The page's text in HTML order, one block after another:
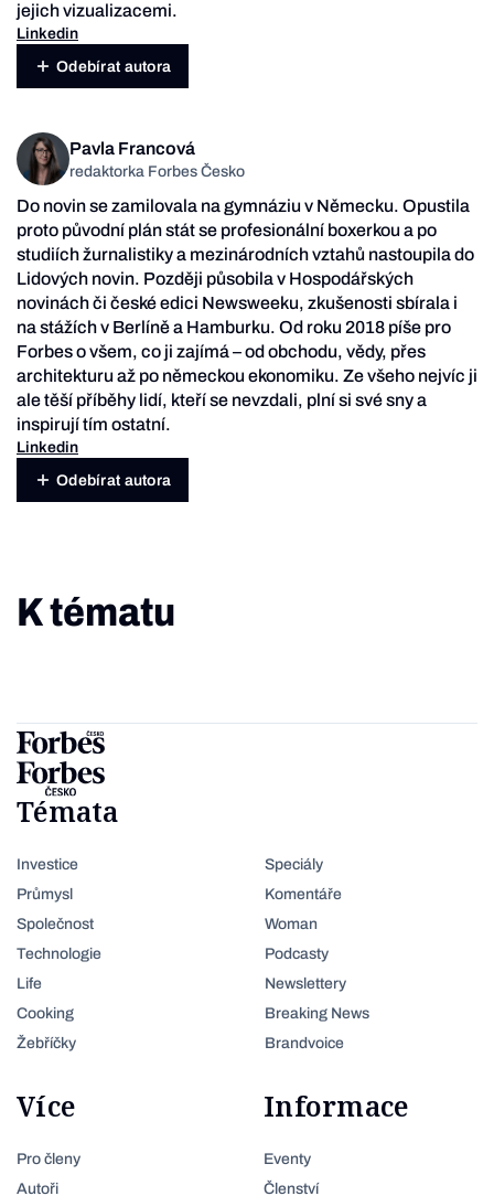
jejich vizualizacemi.
Linkedin
Odebírat autora
Pavla Francová
redaktorka Forbes Česko
Do novin se zamilovala na gymnáziu v Německu. Opustila
proto původní plán stát se profesionální boxerkou a po
studiích žurnalistiky a mezinárodních vztahů nastoupila do
Lidových novin. Později působila v Hospodářských
novinách či české edici Newsweeku, zkušenosti sbírala i
na stážích v Berlíně a Hamburku. Od roku 2018 píše pro
Forbes o všem, co ji zajímá – od obchodu, vědy, přes
architekturu až po německou ekonomiku. Ze všeho nejvíc ji
ale těší příběhy lidí, kteří se nevzdali, plní si své sny a
inspirují tím ostatní.
Linkedin
Odebírat autora
K tématu
Témata
Investice
Průmysl
Společnost
Technologie
Life
Cooking
Žebříčky
Speciály
Komentáře
Woman
Podcasty
Newslettery
Breaking News
Brandvoice
Více
Pro členy
Autoři
Informace
Eventy
Členství